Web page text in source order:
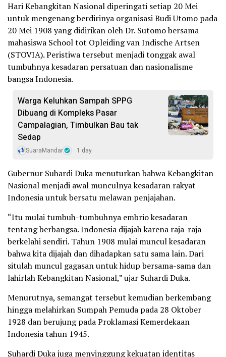
Hari Kebangkitan Nasional diperingati setiap 20 Mei
untuk mengenang berdirinya organisasi Budi Utomo pada
20 Mei 1908 yang didirikan oleh Dr. Sutomo bersama
mahasiswa School tot Opleiding van Indische Artsen
(STOVIA). Peristiwa tersebut menjadi tonggak awal
tumbuhnya kesadaran persatuan dan nasionalisme
bangsa Indonesia.
Warga Keluhkan Sampah SPPG
Dibuang di Kompleks Pasar
Campalagian, Timbulkan Bau tak
Sedap
SuaraMandar 1 day
Gubernur Suhardi Duka menuturkan bahwa Kebangkitan
Nasional menjadi awal munculnya kesadaran rakyat
Indonesia untuk bersatu melawan penjajahan.
“Itu mulai tumbuh-tumbuhnya embrio kesadaran
tentang berbangsa. Indonesia dijajah karena raja-raja
berkelahi sendiri. Tahun 1908 mulai muncul kesadaran
bahwa kita dijajah dan dihadapkan satu sama lain. Dari
situlah muncul gagasan untuk hidup bersama-sama dan
lahirlah Kebangkitan Nasional,” ujar Suhardi Duka.
Menurutnya, semangat tersebut kemudian berkembang
hingga melahirkan Sumpah Pemuda pada 28 Oktober
1928 dan berujung pada Proklamasi Kemerdekaan
Indonesia tahun 1945.
Suhardi Duka juga menyinggung kekuatan identitas